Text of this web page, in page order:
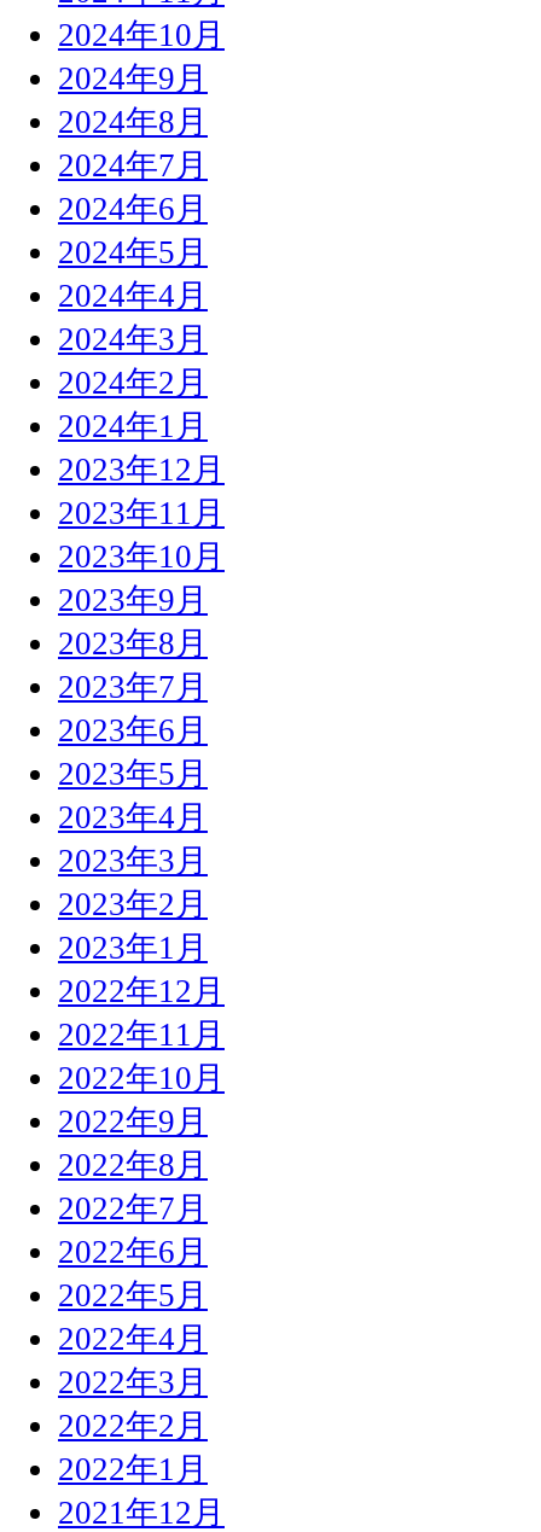
2024年10月
2024年9月
2024年8月
2024年7月
2024年6月
2024年5月
2024年4月
2024年3月
2024年2月
2024年1月
2023年12月
2023年11月
2023年10月
2023年9月
2023年8月
2023年7月
2023年6月
2023年5月
2023年4月
2023年3月
2023年2月
2023年1月
2022年12月
2022年11月
2022年10月
2022年9月
2022年8月
2022年7月
2022年6月
2022年5月
2022年4月
2022年3月
2022年2月
2022年1月
2021年12月